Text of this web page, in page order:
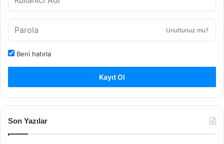
Unuttunuz mu?
Beni hatırla
Kayıt Ol
Son Yazılar